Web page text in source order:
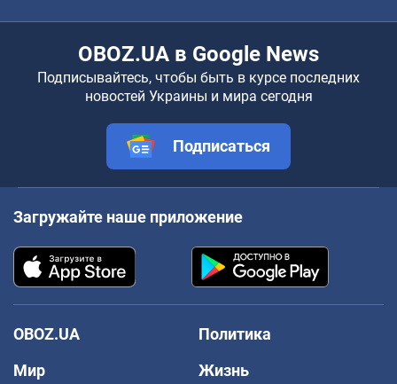
OBOZ.UA в Google News
Подписывайтесь, чтобы быть в курсе последних
новостей Украины и мира сегодня
Подписаться
Загружайте наше приложение
OBOZ.UA
Политика
Мир
Жизнь